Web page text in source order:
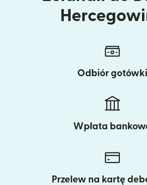
Odbiór gotówki
Wpłata
Przelew na kartę